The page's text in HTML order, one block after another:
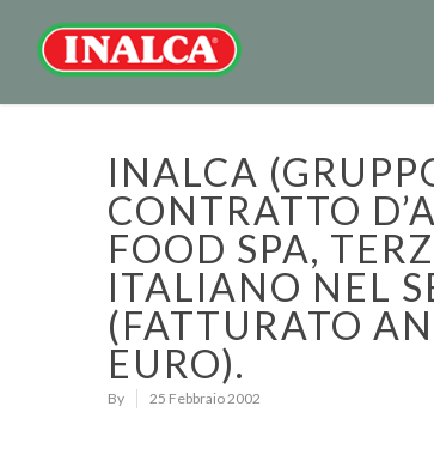
INALCA
CONTRATTO
FOOD SPA,
ITALIANO NEL
(FATTURATO
EURO).
By 25 Febbraio 2002